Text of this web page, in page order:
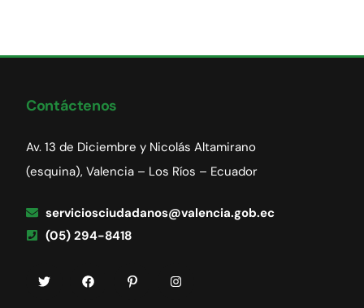
Contáctenos
Av. 13 de Diciembre y Nicolás Altamirano
(esquina), Valencia – Los Ríos – Ecuador
serviciosciudadanos@valencia.gob.ec
(05) 294-8418